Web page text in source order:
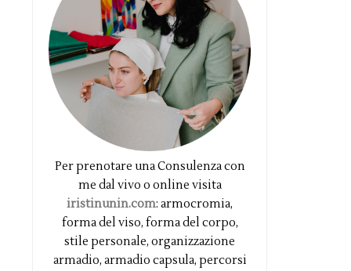
Per prenotare una Consulenza con
me dal vivo o online visita
iristinunin.com: armocromia,
forma del viso, forma del corpo,
stile personale, organizzazione
armadio, armadio capsula, percorsi